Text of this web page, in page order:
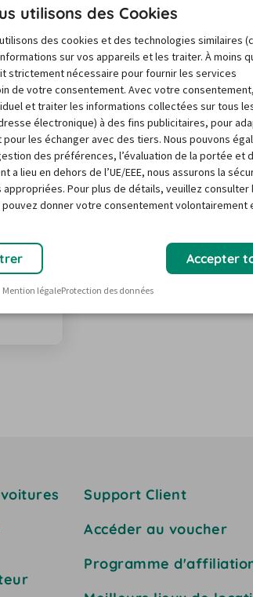
de voyage et de
les
en
Support Client
Accéder au voucher
Programme
utilisons des Cookies
utilisons des cookies et des technologies similaires
sur vos appareils et les traiter. À moins
strictement nécessaire pour fournir les services
de votre consentement. Avec votre
et traiter les informations collectées sur tous
électronique) à des fins publicitaires, pour
les échanger avec des tiers. Nous pouvons
des préférences, l’évaluation de la portée et
a lieu en dehors de l’UE/EEE, nous assurons la
Pour plus de détails, veuillez consulter
pouvez donner votre consentement volontairement
Accepter
Mention légaleProtection des données